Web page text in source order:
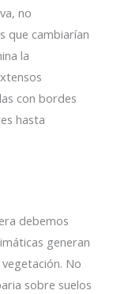
no
que cambiarían
la
con bordes
hasta
debemos
generan
No
sobre suelos